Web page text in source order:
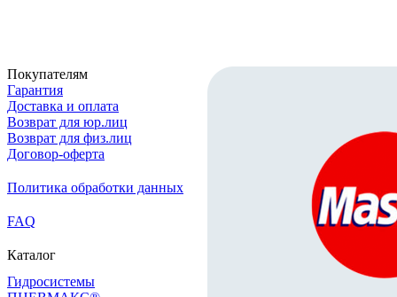
Покупателям
Гарантия
Доставка и оплата
Возврат для юр.лиц
Возврат для физ.лиц
Договор-оферта
Политика обработки данных
FAQ
Каталог
Гидросистемы